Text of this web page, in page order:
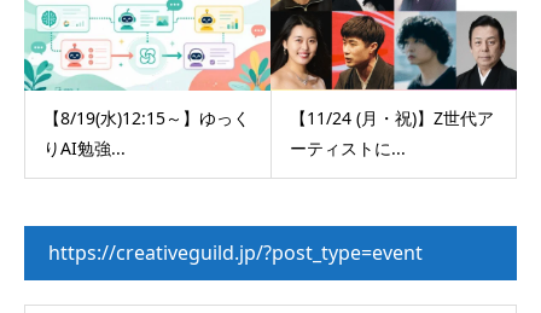
【8/19(水)12:15～】ゆっく
りAI勉強...
【11/24 (月・祝)】Z世代ア
ーティストに...
https://creativeguild.jp/?post_type=event